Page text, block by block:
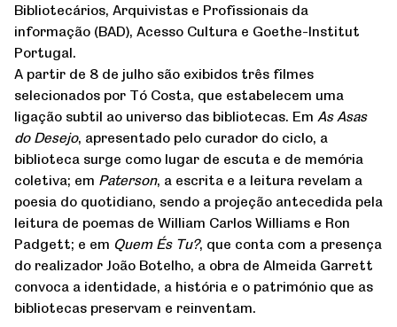
Bibliotecários, Arquivistas e Profissionais da
informação (BAD), Acesso Cultura e Goethe-Institut
Portugal.
A partir de 8 de julho são exibidos três filmes
selecionados por Tó Costa, que estabelecem uma
ligação subtil ao universo das bibliotecas. Em As Asas
do Desejo, apresentado pelo curador do ciclo, a
biblioteca surge como lugar de escuta e de memória
coletiva; em Paterson, a escrita e a leitura revelam a
poesia do quotidiano, sendo a projeção antecedida pela
leitura de poemas de William Carlos Williams e Ron
Padgett; e em Quem És Tu?, que conta com a presença
do realizador João Botelho, a obra de Almeida Garrett
convoca a identidade, a história e o património que as
bibliotecas preservam e reinventam.